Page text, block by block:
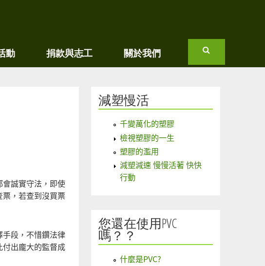
動 捐款與志工 關於我們
尋
誠實守法，即使
，若查到沒買票
段，不惜鑽法律
出龐大的監督成
減塑慢活
千變萬化的塑膠
檢視塑膠的一生
塑膠的濫用
減塑減速 慢慢活著 快快
行動
您還在使用PVC
嗎？？
什麼是PVC?